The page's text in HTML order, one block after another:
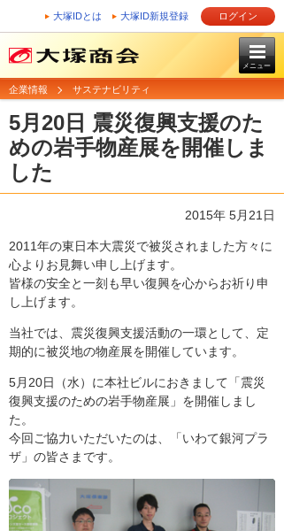
大塚IDとは 大塚ID新規登録 ログイン
メニュー
企業情報 サステナビリティ
5月20日 震災復興支援のた
めの岩手物産展を開催しま
した
2015年 5月21日
2011年の東日本大震災で被災されました方々に
心よりお見舞い申し上げます。
皆様の安全と一刻も早い復興を心からお祈り申
し上げます。
当社では、震災復興支援活動の一環として、定
期的に被災地の物産展を開催しています。
5月20日（水）に本社ビルにおきまして「震災
復興支援のための岩手物産展」を開催しまし
た。
今回ご協力いただいたのは、「いわて銀河プラ
ザ」の皆さまです。